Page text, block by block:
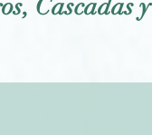
Cascadas y